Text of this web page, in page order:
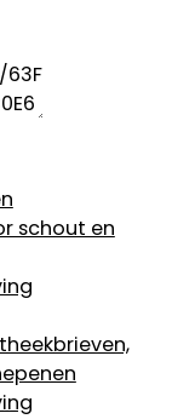
schout en